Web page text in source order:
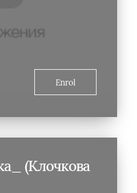
Enrol
(Клочкова